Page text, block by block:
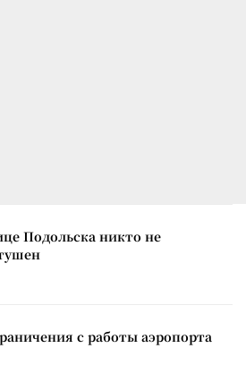
Подольска никто не
с работы аэропорта